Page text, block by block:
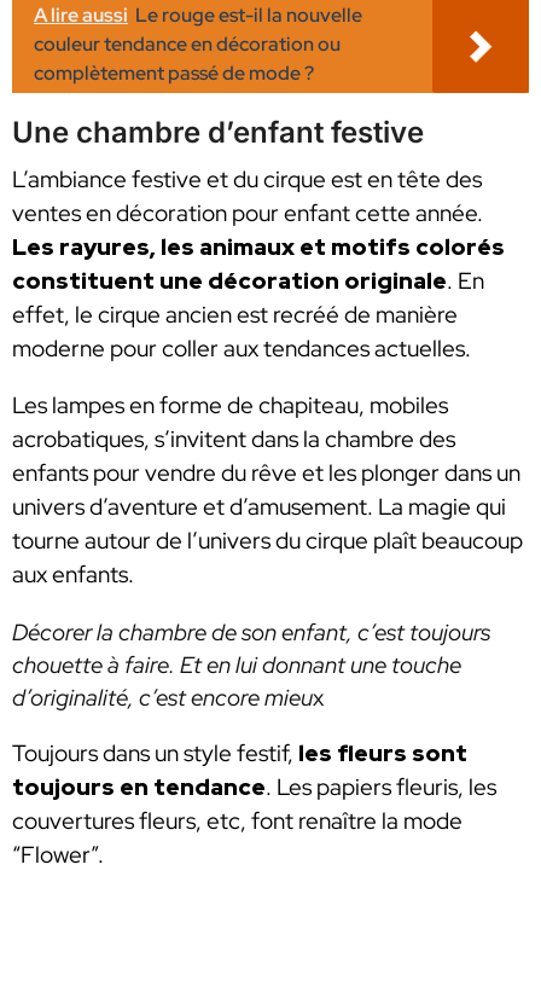
A lire aussi Le rouge est-il la nouvelle
couleur tendance en décoration ou
complètement passé de mode ?
Une chambre d’enfant festive
L’ambiance festive et du cirque est en tête des
ventes en décoration pour enfant cette année.
Les rayures, les animaux et motifs colorés
constituent une décoration originale. En
effet, le cirque ancien est recréé de manière
moderne pour coller aux tendances actuelles.
Les lampes en forme de chapiteau, mobiles
acrobatiques, s’invitent dans la chambre des
enfants pour vendre du rêve et les plonger dans un
univers d’aventure et d’amusement. La magie qui
tourne autour de l’univers du cirque plaît beaucoup
aux enfants.
Décorer la chambre de son enfant, c’est toujours
chouette à faire. Et en lui donnant une touche
d’originalité, c’est encore mieux
Toujours dans un style festif, les fleurs sont
toujours en tendance. Les papiers fleuris, les
couvertures fleurs, etc, font renaître la mode
“Flower”.